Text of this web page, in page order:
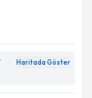
Haritada Göster